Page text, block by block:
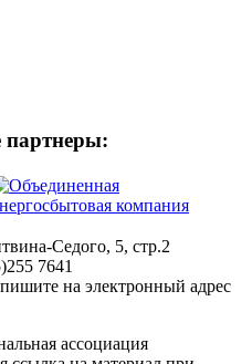
Седого, 5, стр.2
7641
на электронный адрес
ассоциация